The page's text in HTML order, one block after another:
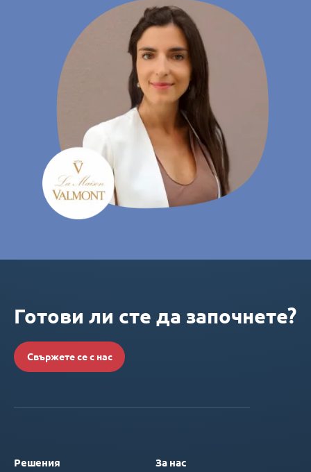
Готови ли сте да започнете?
Свържете се с нас
Решения За нас